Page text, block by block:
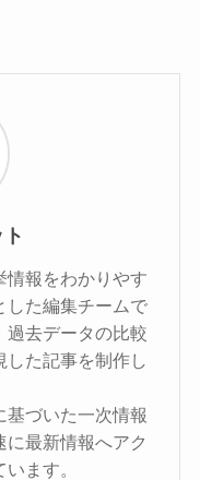
情報をわかりやす
した編集チームで
過去データの比較
した記事を制作し
づいた一次情報
に最新情報へアク
ます。